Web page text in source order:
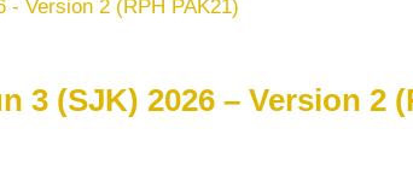
3 (SJK) 2026 – Version 2